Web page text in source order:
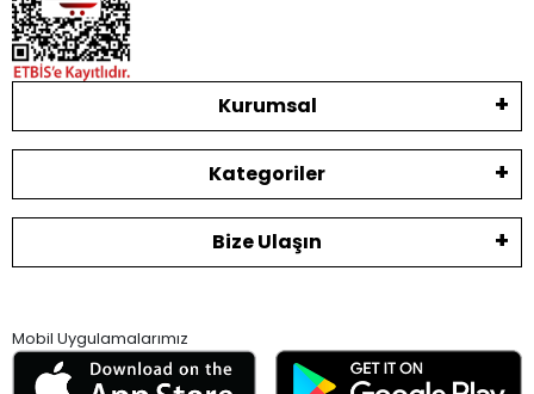
Kurumsal
Kategoriler
Bize Ulaşın
Mobil Uygulamalarımız